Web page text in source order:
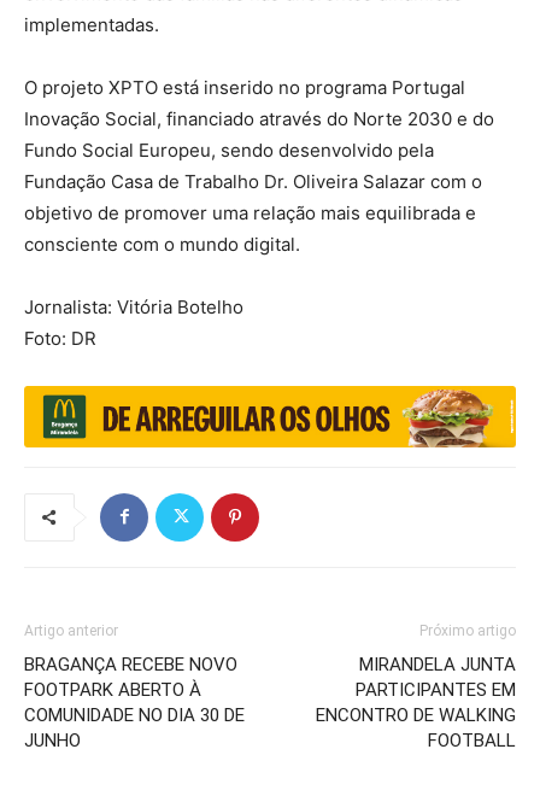
implementadas.
O projeto XPTO está inserido no programa Portugal
Inovação Social, financiado através do Norte 2030 e do
Fundo Social Europeu, sendo desenvolvido pela
Fundação Casa de Trabalho Dr. Oliveira Salazar com o
objetivo de promover uma relação mais equilibrada e
consciente com o mundo digital.
Jornalista: Vitória Botelho
Foto: DR
Artigo anterior
BRAGANÇA RECEBE NOVO
FOOTPARK ABERTO À
COMUNIDADE NO DIA 30 DE
JUNHO
Próximo artigo
MIRANDELA JUNTA
PARTICIPANTES EM
ENCONTRO DE WALKING
FOOTBALL